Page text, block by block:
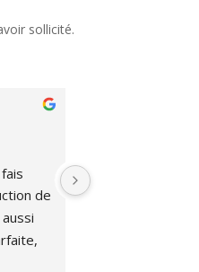
sollicité.
de